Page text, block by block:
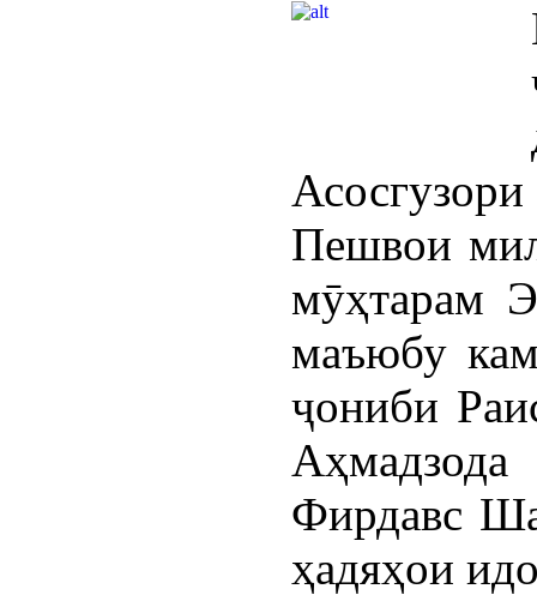
Пешвои
мӯҳтарам
маъюбу
ҷониби
Фирдавс
ҳадяҳои